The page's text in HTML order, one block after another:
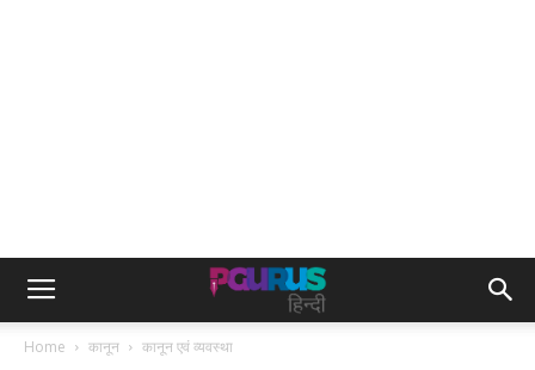
Home कानून कानून एवं व्यवस्था